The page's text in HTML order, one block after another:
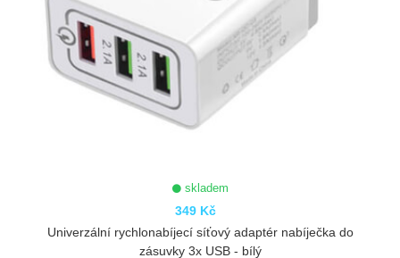
skladem
349 Kč
Univerzální rychlonabíjecí síťový adaptér nabíječka do
zásuvky 3x USB - bílý